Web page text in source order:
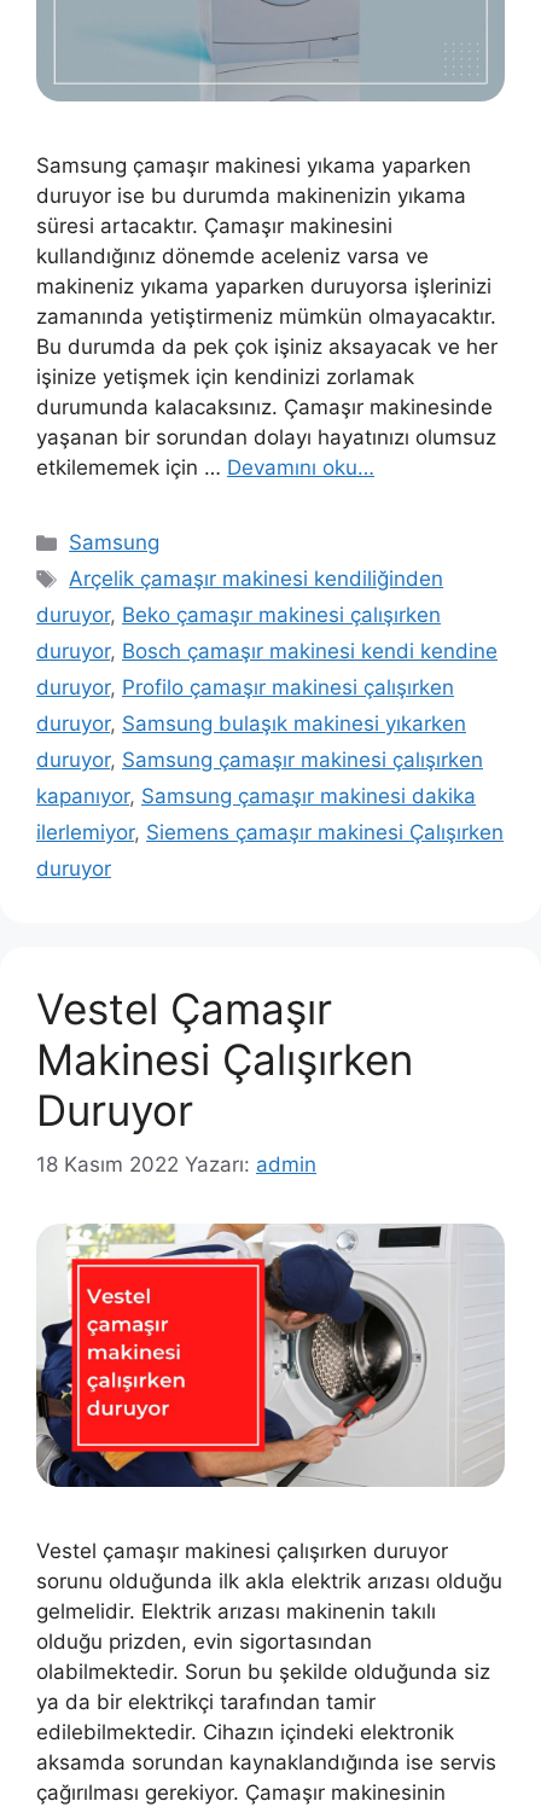
Samsung çamaşır makinesi yıkama yaparken
duruyor ise bu durumda makinenizin yıkama
süresi artacaktır. Çamaşır makinesini
kullandığınız dönemde aceleniz varsa ve
makineniz yıkama yaparken duruyorsa işlerinizi
zamanında yetiştirmeniz mümkün olmayacaktır.
Bu durumda da pek çok işiniz aksayacak ve her
işinize yetişmek için kendinizi zorlamak
durumunda kalacaksınız. Çamaşır makinesinde
yaşanan bir sorundan dolayı hayatınızı olumsuz
etkilememek için … Devamını oku…
Kategoriler
Samsung
Etiketler
Arçelik çamaşır makinesi kendiliğinden
duruyor, Beko çamaşır makinesi çalışırken
duruyor, Bosch çamaşır makinesi kendi kendine
duruyor, Profilo çamaşır makinesi çalışırken
duruyor, Samsung bulaşık makinesi yıkarken
duruyor, Samsung çamaşır makinesi çalışırken
kapanıyor, Samsung çamaşır makinesi dakika
ilerlemiyor, Siemens çamaşır makinesi Çalışırken
duruyor
Vestel Çamaşır
Makinesi Çalışırken
Duruyor
18 Kasım 2022 Yazarı: admin
Vestel çamaşır makinesi çalışırken duruyor
sorunu olduğunda ilk akla elektrik arızası olduğu
gelmelidir. Elektrik arızası makinenin takılı
olduğu prizden, evin sigortasından
olabilmektedir. Sorun bu şekilde olduğunda siz
ya da bir elektrikçi tarafından tamir
edilebilmektedir. Cihazın içindeki elektronik
aksamda sorundan kaynaklandığında ise servis
çağırılması gerekiyor. Çamaşır makinesinin